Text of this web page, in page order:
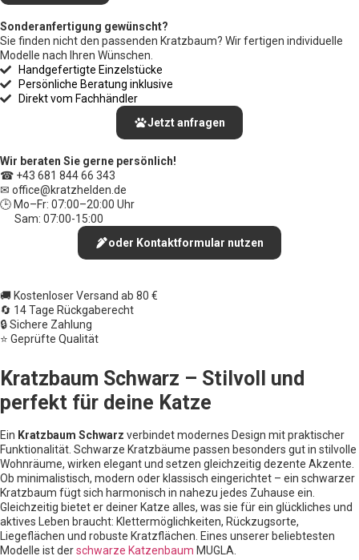
Sonderanfertigung gewünscht?
Sie finden nicht den passenden Kratzbaum? Wir fertigen individuelle
Modelle nach Ihren Wünschen.
Handgefertigte Einzelstücke
Persönliche Beratung inklusive
Direkt vom Fachhändler
Jetzt anfragen
Wir beraten Sie gerne persönlich!
☎ +43 681 844 66 343
✉ office@kratzhelden.de
🕒 Mo–Fr: 07:00–20:00 Uhr
Sam: 07:00-15:00
oder Kontaktformular nutzen
🚚 Kostenloser Versand ab 80 €
🔄 14 Tage Rückgaberecht
🔒 Sichere Zahlung
⭐ Geprüfte Qualität
Kratzbaum Schwarz – Stilvoll und
perfekt für deine Katze
Ein Kratzbaum Schwarz verbindet modernes Design mit praktischer
Funktionalität. Schwarze Kratzbäume passen besonders gut in stilvolle
Wohnräume, wirken elegant und setzen gleichzeitig dezente Akzente.
Ob minimalistisch, modern oder klassisch eingerichtet – ein schwarzer
Kratzbaum fügt sich harmonisch in nahezu jedes Zuhause ein.
Gleichzeitig bietet er deiner Katze alles, was sie für ein glückliches und
aktives Leben braucht: Klettermöglichkeiten, Rückzugsorte,
Liegeflächen und robuste Kratzflächen. Eines unserer beliebtesten
Modelle ist derschwarze Katzenbaum MUGLA.